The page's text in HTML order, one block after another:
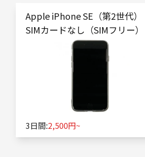
Apple iPhone SE（第2世代）
SIMカードなし（SIMフリー）
3日間:2,500円~